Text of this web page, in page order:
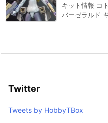
キット情報 コ
バーゼラルド
Twitter
Tweets by HobbyTBox